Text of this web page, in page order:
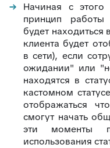
Начиная с
принцип работы
будет
клиента будет
в сети), если
ожидании" или
находятся в
кастомном
отображаться
смогут начать
эти моменты
использования